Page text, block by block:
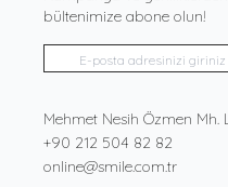
bültenimize abone olun!
Adres
Mehmet Nesih Özmen Mh.
Telefon
+90 212 504 82 82
E-Posta
online@smile.com.tr